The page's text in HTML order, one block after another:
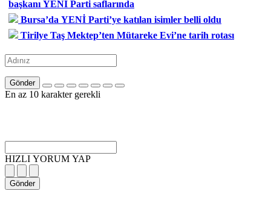
başkanı YENİ Parti saflarında
Bursa’da YENİ Parti’ye katılan isimler belli oldu
Tirilye Taş Mektep’ten Mütareke Evi’ne tarih rotası
Gönder
En az 10 karakter gerekli
HIZLI YORUM YAP
Gönder